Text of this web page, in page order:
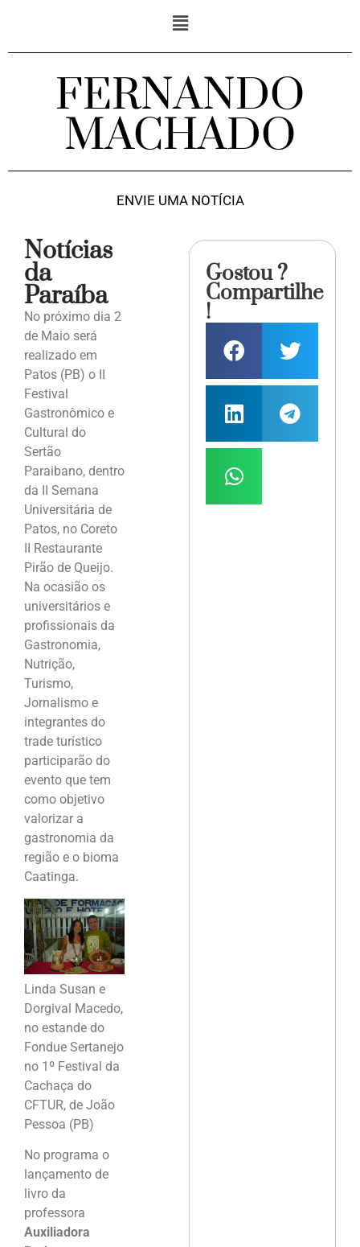
FERNANDO
MACHADO
ENVIE UMA NOTÍCIA
Notícias
da
Paraíba
No próximo dia 2
de Maio será
realizado em
Patos (PB) o II
Festival
Gastronômico e
Cultural do
Sertão
Paraibano, dentro
da II Semana
Universitária de
Patos, no Coreto
II Restaurante
Pirão de Queijo.
Na ocasião os
universitários e
profissionais da
Gastronomia,
Nutrição,
Turismo,
Jornalismo e
integrantes do
trade turístico
participarão do
evento que tem
como objetivo
valorizar a
gastronomia da
região e o bioma
Caatinga.
Linda Susan e
Dorgival Macedo,
no estande do
Fondue Sertanejo
no 1º Festival da
Cachaça do
CFTUR, de João
Pessoa (PB)
No programa o
lançamento de
livro da
professora
Auxiliadora
Gostou ?
Compartilhe
!